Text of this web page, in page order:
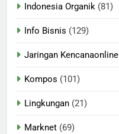
Indonesia Organik (81)
Info Bisnis (129)
Jaringan Kencanaonline
Kompos (101)
Lingkungan (21)
Marknet (69)